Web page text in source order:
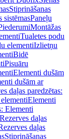
Stiprināšanas
sistēmasPaneļu
Montāžas
Tualetes podu
elementiIzlietņu
Bidē
Pisuāru
Elementi dušām
dušām ar
daļas paredzētas:
Elementi
Elementi
Rezerves daļas
daļas
Stiprināšanas